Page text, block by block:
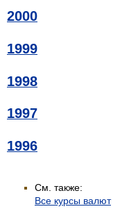
2000
1999
1998
1997
1996
См. также:
Все курсы валют